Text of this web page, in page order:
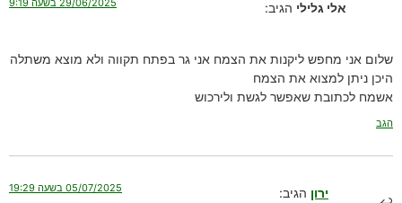
אלי גלילי הגיב: 29/06/2025 בשעה 9:19
שלום אני מחפש ליקנות את הצמח אני גר בפתח תקווה ולא מוצא משתלה
היכן ניתן למצוא את הצמח
אשמח לכתובת שאפשר לגשת ולירכוש
הגב
ירון הגיב: 05/07/2025 בשעה 19:29